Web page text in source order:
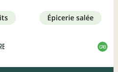
épicerie salée
CAB